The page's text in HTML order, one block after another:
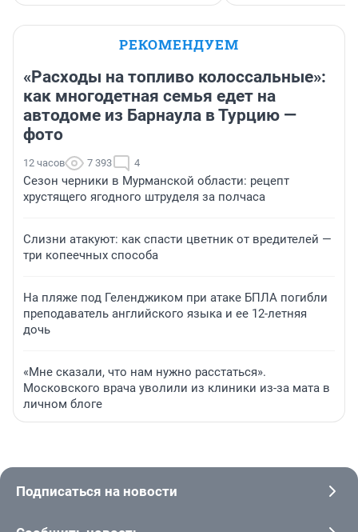
РЕКОМЕНДУЕМ
«Расходы на топливо колоссальные»:
как многодетная семья едет на
автодоме из Барнаула в Турцию —
фото
12 часов 7 393 4
Сезон черники в Мурманской области: рецепт
хрустящего ягодного штруделя за полчаса
Слизни атакуют: как спасти цветник от вредителей —
три копеечных способа
На пляже под Геленджиком при атаке БПЛА погибли
преподаватель английского языка и ее 12-летняя
дочь
«Мне сказали, что нам нужно расстаться».
Московского врача уволили из клиники из-за мата в
личном блоге
Подписаться на новости